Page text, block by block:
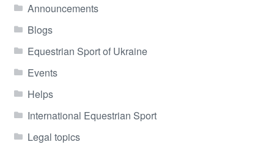
Announcements
Blogs
Equestrian Sport of Ukraine
Events
Helps
International Equestrian Sport
Legal topics